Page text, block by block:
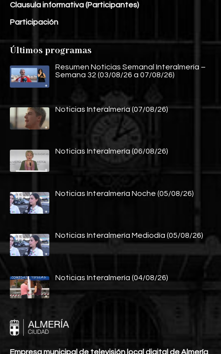
Clausula informativa (Participantes)
Participación
Últimos programas
Resumen Noticias Semanal Interalmería –
Semana 32 (03/08/26 a 07/08/26)
Noticias Interalmería (07/08/26)
Noticias Interalmería (06/08/26)
Noticias Interalmería Noche (05/08/26)
Noticias Interalmería Mediodía (05/08/26)
Noticias Interalmería (04/08/26)
Empresa municipal de televisión local digital de Almería